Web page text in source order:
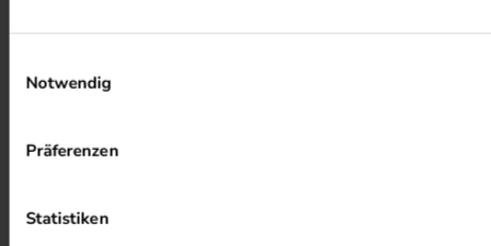
Notwendig
Präferenzen
Statistiken